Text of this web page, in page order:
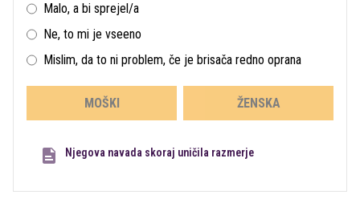
Malo, a bi sprejel/a
Ne, to mi je vseeno
Mislim, da to ni problem, če je brisača redno oprana
MOŠKI ŽENSKA
Njegova navada skoraj uničila razmerje